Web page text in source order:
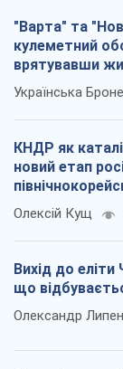
"Варта" та
кулеметний
врятувавши
Українська
КНДР як
новий етап
Олексій Кущ
Вихід до
що
Олександр